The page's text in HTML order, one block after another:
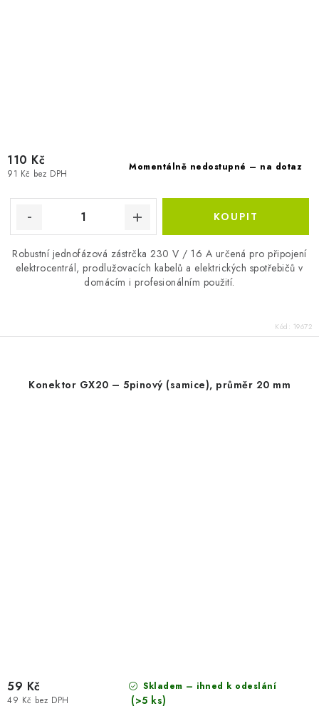
Momentálně nedostupné – na dotaz
91 Kč bez DPH
110 Kč
Robustní jednofázová zástrčka 230 V / 16 A určená pro připojení
elektrocentrál, prodlužovacích kabelů a elektrických spotřebičů v
domácím i profesionálním použití.
Kód: 19672
Konektor GX20 – 5pinový (samice), průměr 20 mm
Skladem – ihned k odeslání
(>5 ks)
49 Kč bez DPH
59 Kč